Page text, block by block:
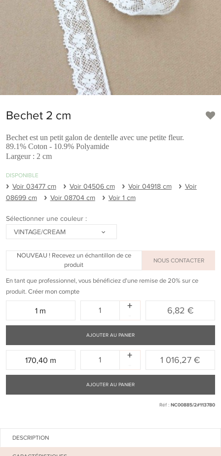
Bechet 2 cm
Bechet est un petit galon de dentelle avec une petite fleur.
89.1% Coton - 10.9% Polyamide
Largeur : 2 cm
DISPONIBLE
Voir 03477 cm Voir 04506 cm Voir 04918 cm
Voir
08699 cm
Voir 08704 cm Voir 1 cm
Sélectionner une couleur :
VINTAGE/CREAM
NOUVEAU ! Recevez un échantillon de ce
produit
NOUS CONTACTER
En tant que professionnel, vous bénéficiez d'une remise de 20% sur ce
produit. Créer mon compte
1 m + 6,82 €
AJOUTER AU PANIER
170,40 m + 1 016,27 €
AJOUTER AU PANIER
Réf :NC00885/2#113780
DESCRIPTION